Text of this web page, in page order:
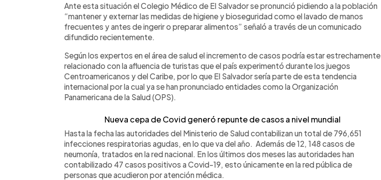
Ante esta situación el Colegio Médico de El Salvador se pronunció pidiendo a la población
“mantener y externar las medidas de higiene y bioseguridad como el lavado de manos
frecuentes y antes de ingerir o preparar alimentos” señaló a través de un comunicado
difundido recientemente.
Según los expertos en el área de salud el incremento de casos podría estar estrechamente
relacionado con la afluencia de turistas que el país experimentó durante los juegos
Centroamericanos y del Caribe, por lo que El Salvador sería parte de esta tendencia
internacional por la cual ya se han pronunciado entidades como la Organización
Panamericana de la Salud (OPS).
Nueva cepa de Covid generó repunte de casos a nivel mundial
Hasta la fecha las autoridades del Ministerio de Salud contabilizan un total de 796,651
infecciones respiratorias agudas, en lo que va del año. Además de 12, 148 casos de
neumonía, tratados en la red nacional. En los últimos dos meses las autoridades han
contabilizado 47 casos positivos a Covid-19, esto únicamente en la red pública de
personas que acudieron por atención médica.